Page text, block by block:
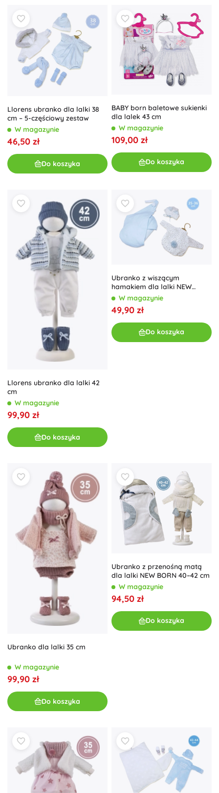
Llorens ubranko dla lalki 38
cm – 5-częściowy zestaw
W magazynie
46,50 zł
Do koszyka
BABY born baletowe sukienki
dla lalek 43 cm
W magazynie
109,00 zł
Do koszyka
Llorens ubranko dla lalki 42
cm
W magazynie
99,90 zł
Do koszyka
Ubranko z wiszącym
hamakiem dla lalki NEW
BORN 35–36 cm
W magazynie
49,90 zł
Do koszyka
Ubranko dla lalki 35 cm
W magazynie
99,90 zł
Do koszyka
Ubranko z przenośną matą
dla lalki NEW BORN 40–42 cm
W magazynie
94,50 zł
Do koszyka